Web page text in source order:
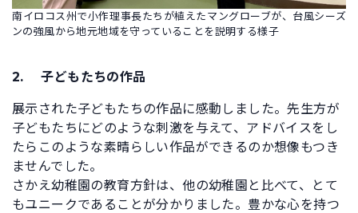
南イロコス州で小作理事長たちが植えたマングローブが、台風シーズ
ンの強風から地元地域を守っていることを説明する様子
2.子どもたちの作品
展示された子どもたちの作品に感動しました。先生方が
子どもたちにどのような刺激を与えて、アドバイスをし
たらこのような素晴らしい作品ができるのか想像もつき
ませんでした。
さかえ幼稚園の教育方針は、他の幼稚園と比べて、とて
もユニークであることが分かりました。豊かな心を持つ